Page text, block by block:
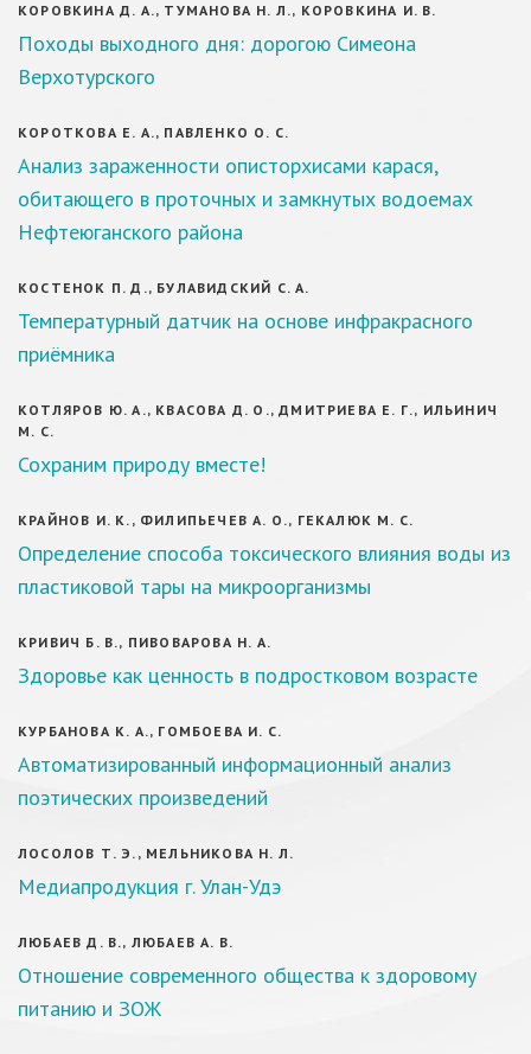
КОРОВКИНА Д. А., ТУМАНОВА Н. Л., КОРОВКИНА И. В.
Походы выходного дня: дорогою Симеона
Верхотурского
КОРОТКОВА Е. А., ПАВЛЕНКО О. С.
Анализ зараженности описторхисами карася,
обитающего в проточных и замкнутых водоемах
Нефтеюганского района
КОСТЕНОК П. Д., БУЛАВИДСКИЙ С. А.
Температурный датчик на основе инфракрасного
приёмника
КОТЛЯРОВ Ю. А., КВАСОВА Д. О., ДМИТРИЕВА Е. Г., ИЛЬИНИЧ
М. С.
Сохраним природу вместе!
КРАЙНОВ И. К., ФИЛИПЬЕЧЕВ А. О., ГЕКАЛЮК М. С.
Определение способа токсического влияния воды из
пластиковой тары на микроорганизмы
КРИВИЧ Б. В., ПИВОВАРОВА Н. А.
Здоровье как ценность в подростковом возрасте
КУРБАНОВА К. А., ГОМБОЕВА И. С.
Автоматизированный информационный анализ
поэтических произведений
ЛОСОЛОВ Т. Э., МЕЛЬНИКОВА Н. Л.
Медиапродукция г. Улан-Удэ
ЛЮБАЕВ Д. В., ЛЮБАЕВ А. В.
Отношение современного общества к здоровому
питанию и ЗОЖ